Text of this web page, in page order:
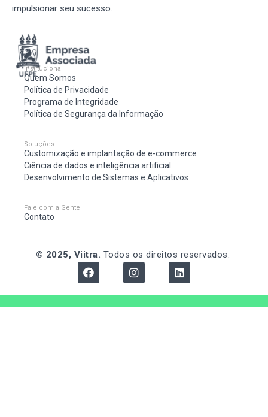
impulsionar seu sucesso.
Institucional
Quem Somos
Política de Privacidade
Programa de Integridade
Política de Segurança da Informação
Soluções
Customização e implantação de e-commerce
Ciência de dados e inteligência artificial
Desenvolvimento de Sistemas e Aplicativos
Fale com a Gente
Contato
© 2025, Viitra. Todos os direitos reservados.